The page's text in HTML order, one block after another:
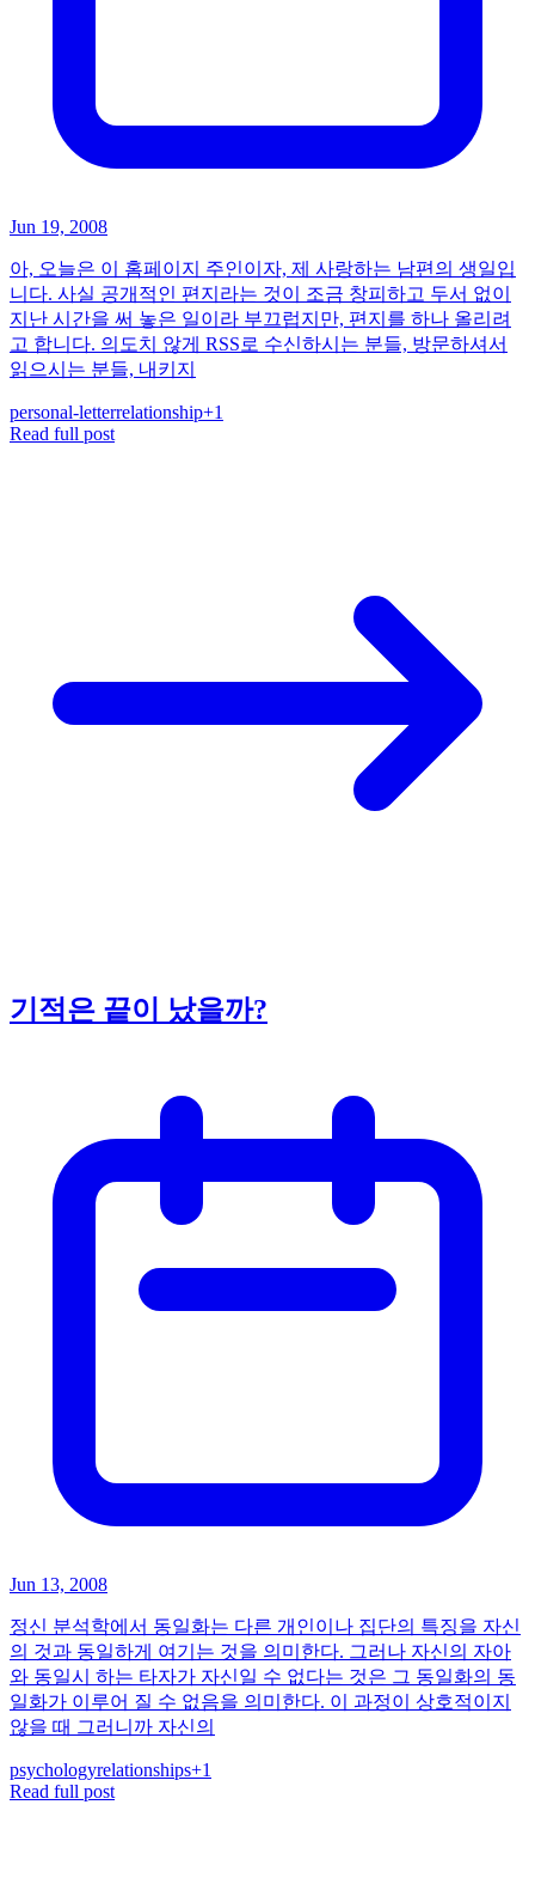
Jun 19, 2008
아, 오늘은 이 홈페이지 주인이자, 제 사랑하는 남편의 생일입
니다. 사실 공개적인 편지라는 것이 조금 창피하고 두서 없이
지난 시간을 써 놓은 일이라 부끄럽지만, 편지를 하나 올리려
고 합니다. 의도치 않게 RSS로 수신하시는 분들, 방문하셔서
읽으시는 분들, 내키지
personal-letterrelationship+1
Read full post
기적은 끝이 났을까?
Jun 13, 2008
정신 분석학에서 동일화는 다른 개인이나 집단의 특징을 자신
의 것과 동일하게 여기는 것을 의미한다. 그러나 자신의 자아
와 동일시 하는 타자가 자신일 수 없다는 것은 그 동일화의 동
일화가 이루어 질 수 없음을 의미한다. 이 과정이 상호적이지
않을 때 그러니까 자신의
psychologyrelationships+1
Read full post